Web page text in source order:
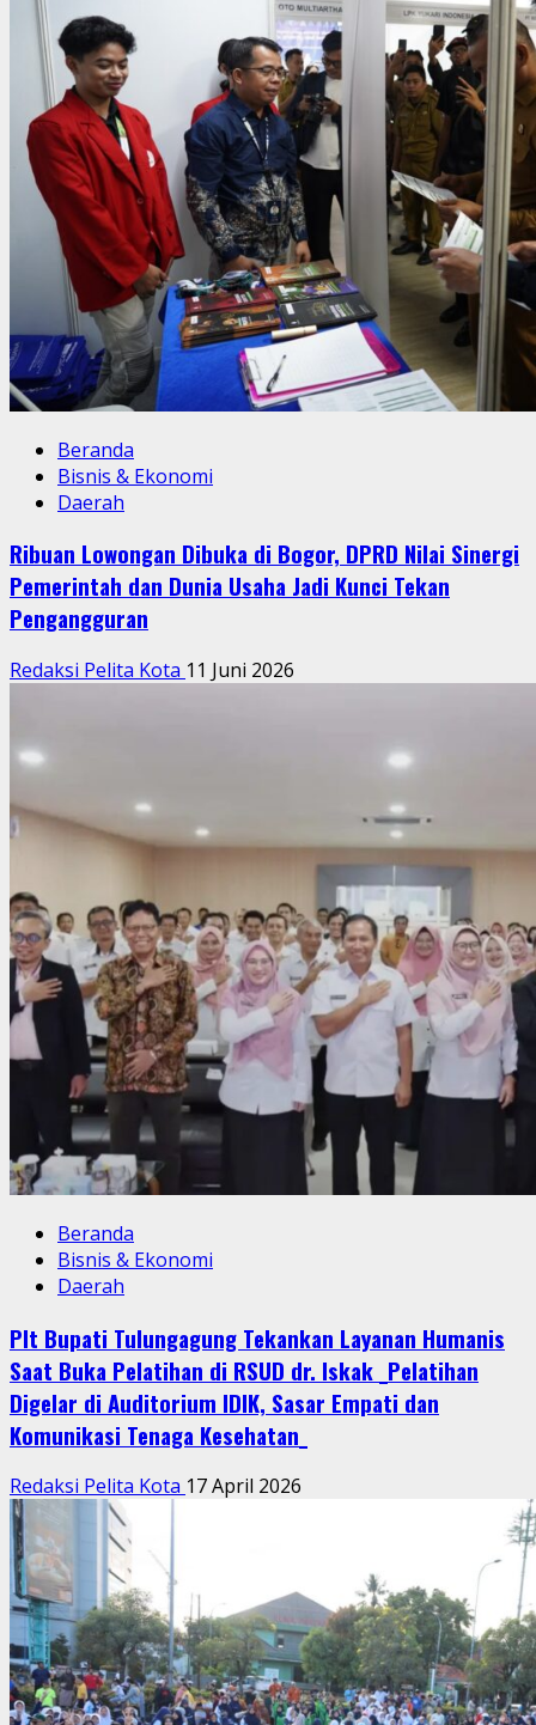
Beranda
Bisnis & Ekonomi
Daerah
Ribuan Lowongan Dibuka di Bogor, DPRD Nilai Sinergi
Pemerintah dan Dunia Usaha Jadi Kunci Tekan
Pengangguran
Redaksi Pelita Kota 11 Juni 2026
Beranda
Bisnis & Ekonomi
Daerah
Plt Bupati Tulungagung Tekankan Layanan Humanis
Saat Buka Pelatihan di RSUD dr. Iskak _Pelatihan
Digelar di Auditorium IDIK, Sasar Empati dan
Komunikasi Tenaga Kesehatan_
Redaksi Pelita Kota 17 April 2026